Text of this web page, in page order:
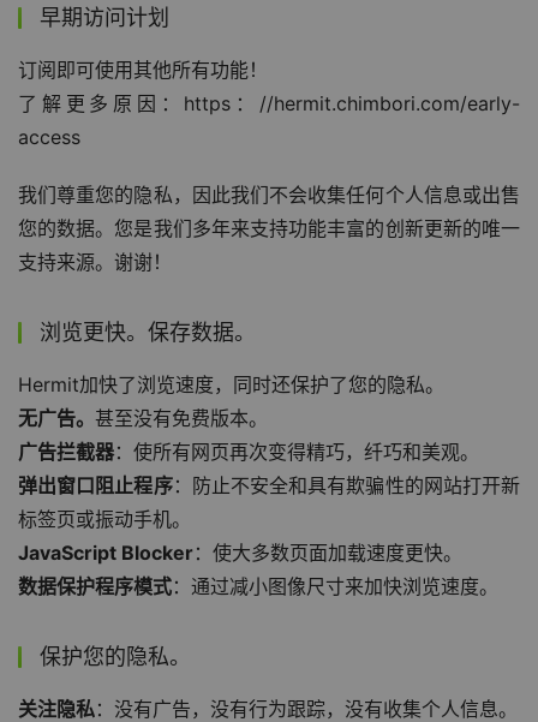
早期访问计划
订阅即可使用其他所有功能！
了解更多原因：https：//hermit.chimbori.com/early-
access
我们尊重您的隐私，因此我们不会收集任何个人信息或出售
您的数据。您是我们多年来支持功能丰富的创新更新的唯一
支持来源。谢谢！
浏览更快。保存数据。
Hermit加快了浏览速度，同时还保护了您的隐私。
无广告。 甚至没有免费版本。
广告拦截器：使所有网页再次变得精巧，纤巧和美观。
弹出窗口阻止程序：防止不安全和具有欺骗性的网站打开新
标签页或振动手机。
JavaScript Blocker：使大多数页面加载速度更快。
数据保护程序模式：通过减小图像尺寸来加快浏览速度。
保护您的隐私。
关注隐私：没有广告，没有行为跟踪，没有收集个人信息。